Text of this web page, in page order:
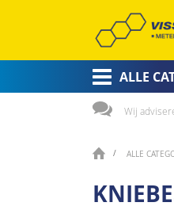
ALLE
Wij
ALLE